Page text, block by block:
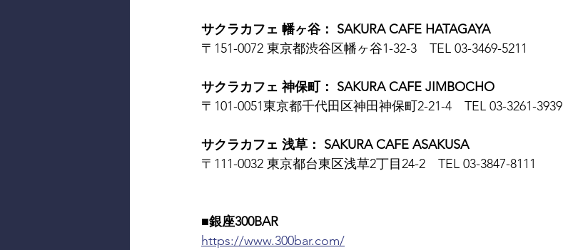
サクラカフェ 幡ヶ谷： SAKURA CAFE HATAGAYA
〒151-0072 東京都渋谷区幡ヶ谷1-32-3　TEL 03-3469-5211
サクラカフェ 神保町： SAKURA CAFE JIMBOCHO
〒101-0051東京都千代田区神田神保町2-21-4　TEL 03-3261-3939
サクラカフェ 浅草： SAKURA CAFE ASAKUSA
〒111-0032 東京都台東区浅草2丁目24-2　TEL 03-3847-8111
■銀座300BAR
https://www.300bar.com/